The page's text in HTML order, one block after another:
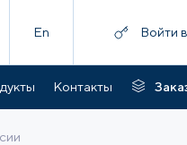
En Войти
Контакты